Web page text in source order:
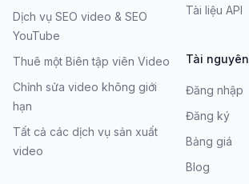
Dịch vụ SEO video & SEO
YouTube
Thuê một Biên tập viên Video
Chỉnh sửa video không giới
hạn
Tất cả các dịch vụ sản xuất
video
Tài liệu API
Tài nguyên
Đăng nhập
Đăng ký
Bảng giá
Blog